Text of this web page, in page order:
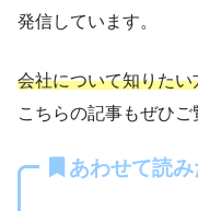
発信しています。
会社について知りたい
こちらの記事もぜひご
あわせて読